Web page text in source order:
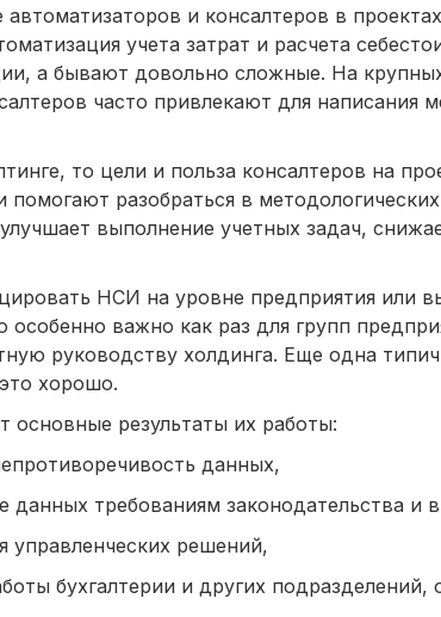
и консалтеров в
учета затрат и расчета
а бывают довольно сложные. На
часто привлекают для написания
то цели и польза консалтеров на
разобраться в
выполнение учетных задач,
НСИ на уровне предприятия или
важно как раз для групп
руководству холдинга. Еще одна
хорошо.
результаты их работы:
данных,
данных требованиям законодательства
управленческих решений,
бухгалтерии и других подразделений,